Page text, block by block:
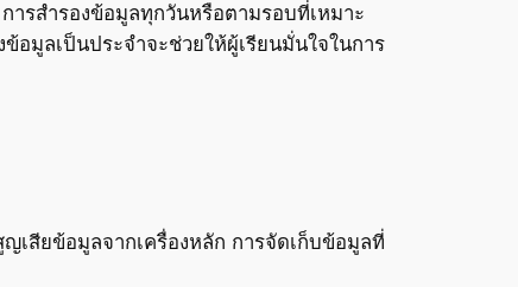
ารสำรองข้อมูลทุกวันหรือตามรอบที่เหมาะ
มูลเป็นประจำจะช่วยให้ผู้เรียนมั่นใจในการ
เสียข้อมูลจากเครื่องหลัก การจัดเก็บข้อมูลที่